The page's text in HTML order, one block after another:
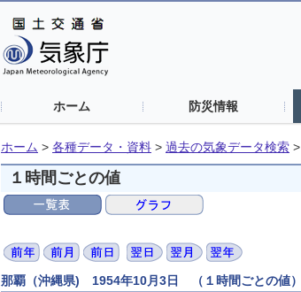
ホーム 防災情報
ホーム > 各種データ・資料 > 過去の気象データ検索 >
１時間ごとの値
那覇（沖縄県) 1954年10月3日 （１時間ごとの値）